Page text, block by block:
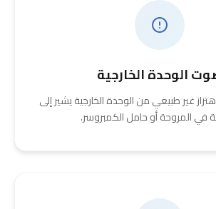
الوحدة الخارجية
غير طبيعي من الوحدة الخارجية يشير إلى
في المروحة أو حامل الكمبروسر.